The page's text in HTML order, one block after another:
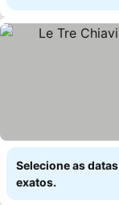
Selecione as
exatos.